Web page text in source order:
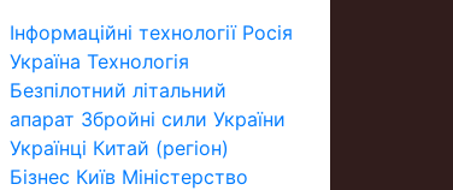
Інформаційні технології Росія
Україна Технологія
Безпілотний літальний
апарат Збройні сили України
Українці Китай (регіон)
Бізнес Київ Міністерство